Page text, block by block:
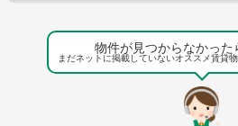
物件が見つからなかった
まだネットに掲載していないオススメ賃貸